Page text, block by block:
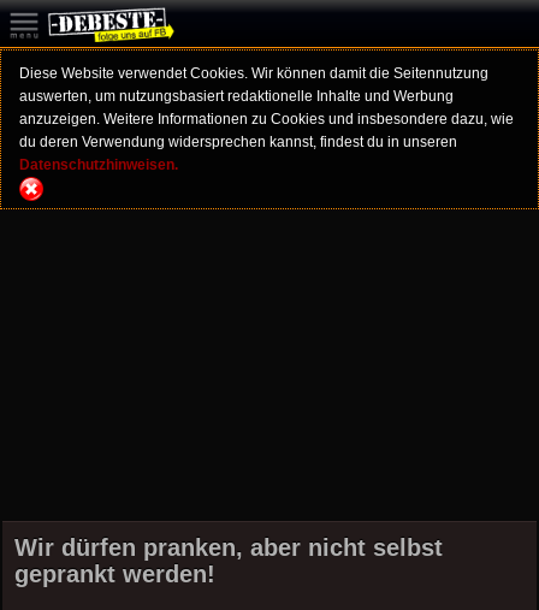
Diese Website verwendet Cookies. Wir können damit die Seitennutzung
auswerten, um nutzungsbasiert redaktionelle Inhalte und Werbung
anzuzeigen. Weitere Informationen zu Cookies und insbesondere dazu, wie
du deren Verwendung widersprechen kannst, findest du in unseren
Datenschutzhinweisen.
Wir dürfen pranken, aber nicht selbst
geprankt werden!